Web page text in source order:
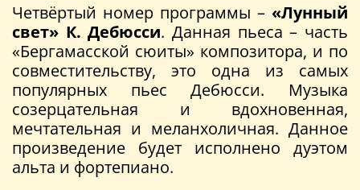
Четвёртый номер программы – «Лунный
свет» К. Дебюсси. Данная пьеса – часть
«Бергамасской сюиты» композитора, и по
совместительству, это одна из самых
популярных пьес Дебюсси. Музыка
созерцательная и вдохновенная,
мечтательная и меланхоличная. Данное
произведение будет исполнено дуэтом
альта и фортепиано.